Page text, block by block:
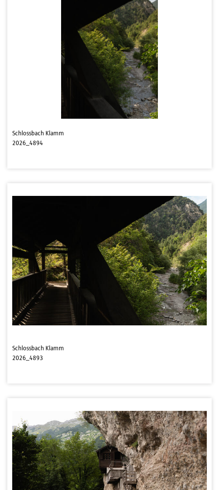
Schlossbach Klamm
2026_4894
Schlossbach Klamm
2026_4893